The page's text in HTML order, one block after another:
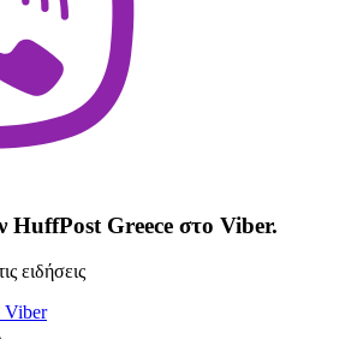
HuffPost Greece στο Viber.
ειδήσεις
Viber